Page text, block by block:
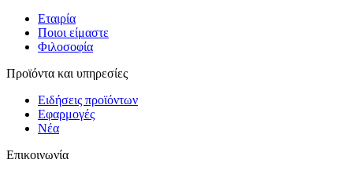
Εταιρία
Ποιοι είμαστε
Φιλοσοφία
Προϊόντα και υπηρεσίες
Ειδήσεις προϊόντων
Εφαρμογές
Νέα
Επικοινωνία